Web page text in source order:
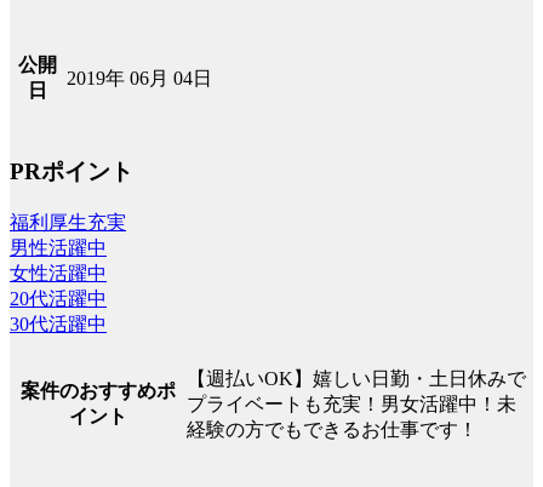
公開
日
2019年 06月 04日
PRポイント
福利厚生充実
男性活躍中
女性活躍中
20代活躍中
30代活躍中
案件のおすすめポ
イント
【週払いOK】嬉しい日勤・土日休みで
プライベートも充実！男女活躍中！未
経験の方でもできるお仕事です！